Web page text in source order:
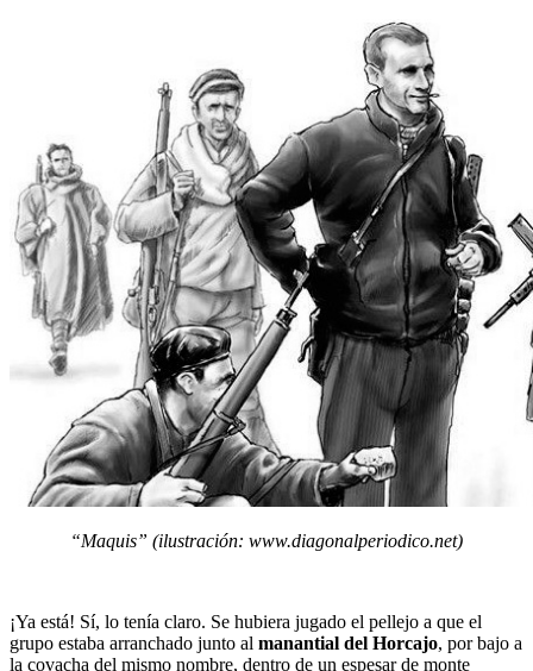
“Maquis” (ilustración: www.diagonalperiodico.net)
¡Ya está! Sí, lo tenía claro. Se hubiera jugado el pellejo a que el
grupo estaba arranchado junto al manantial del Horcajo, por bajo a
la covacha del mismo nombre, dentro de un espesar de monte